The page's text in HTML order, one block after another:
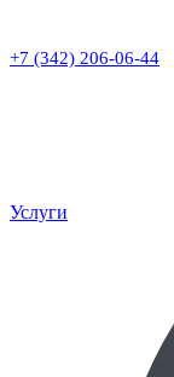
+7 (342) 206-06-44
Услуги